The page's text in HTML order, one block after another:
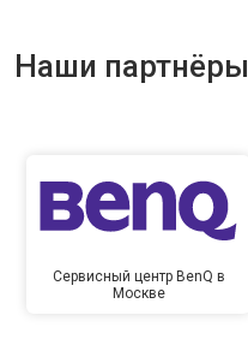
Наши партнёры
Сервисный центр BenQ в
Москве